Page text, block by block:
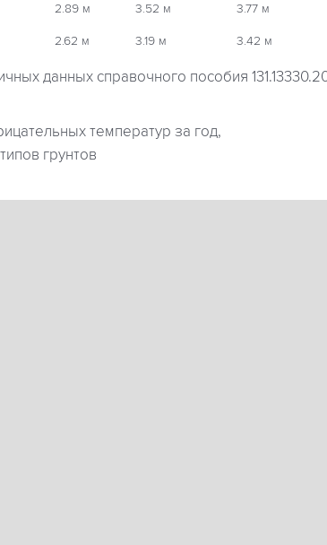
2.89 м 3.52 м 3.77 м
2.62 м 3.19 м 3.42 м
данных справочного пособия
температур за год,
грунтов